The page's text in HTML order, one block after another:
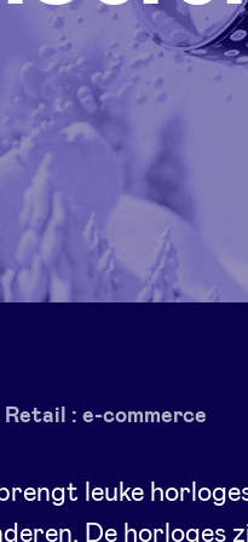
Retail : e-commerce
leuke
De horloges